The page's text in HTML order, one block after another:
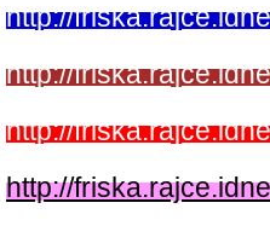
http://
http://
http://
http://